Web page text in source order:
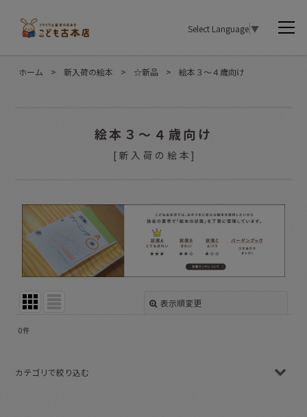
Select Language▼
ホーム > 新入荷の絵本 > ☆新品 > 絵本３〜４歳向け
絵本３〜４歳向け
[ 新入荷の絵本]
表示順変更
並び順 :
0件
カテゴリで絞り込む